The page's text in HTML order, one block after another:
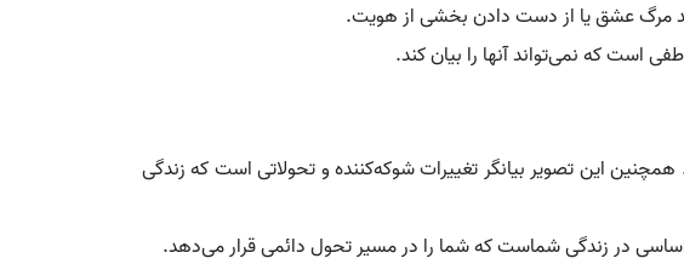
مرگ عشق یا از دست دادن بخشی از هویت.
است که نمی‌تواند آنها را بیان کند.
این تصویر بیانگر تغییرات شوکه‌کننده و تحولاتی است که زندگی
اساسی در زندگی شماست که شما را در مسیر تحول دائمی قرار می‌دهد.